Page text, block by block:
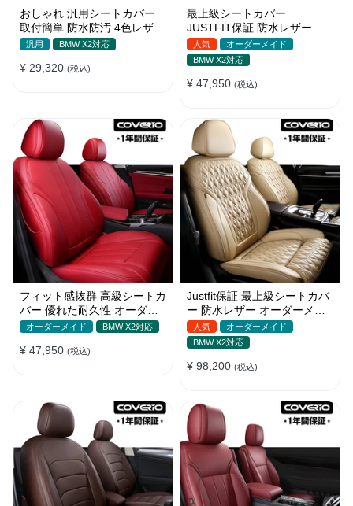
おしゃれ 汎用シートカバー
取付簡単 防水防汚 4色レザー
耐久性抜群 軽/普自動車 SUV
汎用 BMW X2対応
¥ 29,320 (税込)
最上級シートカバー
JUSTFIT保証 防水レザー オ
ーダーメイド 通気性 おしゃ
れ 全席セット
人気
オーダーメイド
BMW X2対応
¥ 47,950 (税込)
フィット感抜群 高級シートカ
バー 優れた耐久性 オーダー
メイド 9色 防水レザー おし
オーダーメイド BMW X2対応
¥ 47,950 (税込)
Justfit保証 最上級シートカバ
ー 防水レザー オーダーメイ
ド 6色 おしゃれ 全席セット
人気
オーダーメイド
BMW X2対応
¥ 98,200 (税込)